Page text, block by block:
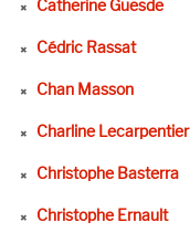
Catherine Guesde
Cédric Rassat
Chan Masson
Charline Lecarpentier
Christophe Basterra
Christophe Ernault